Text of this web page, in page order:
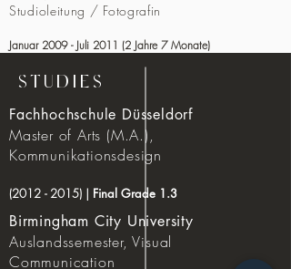
Studioleitung / Fotografin ​
Januar 2009 - Juli 2011 (2 Jahre 7 Monate)
Net:X
Internship Graphic Design
Juni 2008 - August 2008 (3 Monate)
STUDIES
Fachhochschule Düsseldorf
Master of Arts (M.A.),
Kommunikationsdesign
(2012 - 2015) | Final Grade 1.3
Birmingham City University
Auslandssemester, Visual
Communication